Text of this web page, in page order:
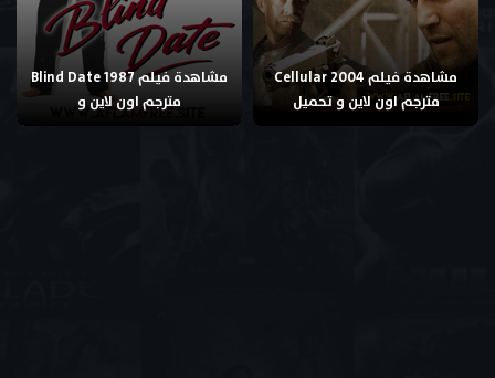
مشاهدة فيلم Cellular 2004
مترجم اون لاين و تحميل
مشاهدة فيلم Blind Date 1987
مترجم اون لاين و